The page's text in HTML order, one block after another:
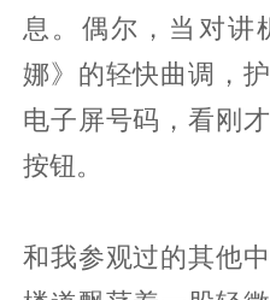
息。偶尔，当对讲
娜》的轻快曲调，
电子屏号码，看刚
按钮。
和我参观过的其他